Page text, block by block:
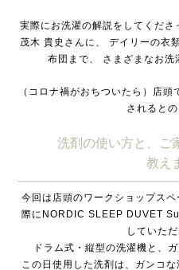
実際にお洗濯の解説をしてくださ
茂木 貴史さんに、
デイリーの衣
布団まで、
さまざまなお洗
（コロナ禍がおちついたら）店
されるとの
洗剤の使い方と、ご
教え
今回は店頭のワークショップス
際にNORDIC SLEEP DUVET
していただ
ドラム式・縦型の洗濯機と、
この日使用した洗剤は、ガンコな